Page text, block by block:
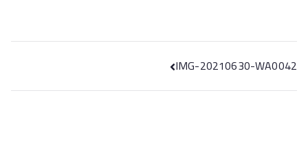
IMG-20210630-WA0042